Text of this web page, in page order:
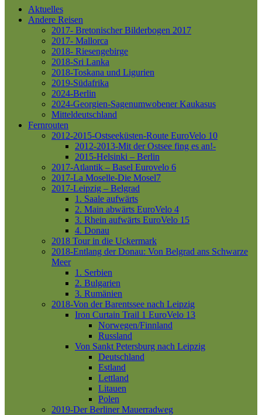
Aktuelles
Andere Reisen
2017- Bretonischer Bilderbogen 2017
2017- Mallorca
2018- Riesengebirge
2018-Sri Lanka
2018-Toskana und Ligurien
2019-Südafrika
2024-Berlin
2024-Georgien-Sagenumwobener Kaukasus
Mitteldeutschland
Fernrouten
2012-2015-Ostseeküsten-Route EuroVelo 10
2012-2013-Mit der Ostsee fing es an!-
2015-Helsinki – Berlin
2017-Atlantik – Basel Eurovelo 6
2017-La Moselle-Die Mosel7
2017-Leipzig – Belgrad
1. Saale aufwärts
2. Main abwärts EuroVelo 4
3. Rhein aufwärts EuroVelo 15
4. Donau
2018 Tour in die Uckermark
2018-Entlang der Donau: Von Belgrad ans Schwarze
Meer
1. Serbien
2. Bulgarien
3. Rumänien
2018-Von der Barentssee nach Leipzig
Iron Curtain Trail 1 EuroVelo 13
Norwegen/Finnland
Russland
Von Sankt Petersburg nach Leipzig
Deutschland
Estland
Lettland
Litauen
Polen
2019-Der Berliner Mauerradweg